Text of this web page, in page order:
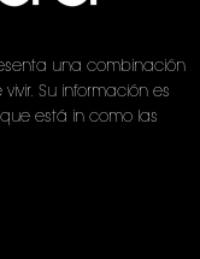
una combinación
Su información es
está in como las